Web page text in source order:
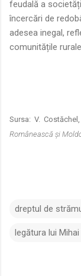
feudală a
încercări de
adesea inegal,
comunitățile
Sursa: V.
Românească și
dreptul de
legătura lui